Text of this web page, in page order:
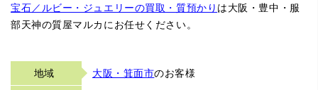
宝石／ルビー・ジュエリーの買取・質預かり は大阪・豊中・服
部天神の質屋マルカにお任せください。
地域 大阪・箕面市のお客様